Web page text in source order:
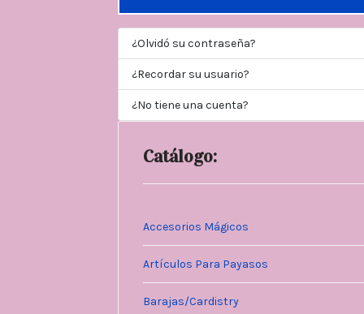
¿Olvidó su contraseña?
¿Recordar su usuario?
¿No tiene una cuenta?
Catálogo:
Accesorios Mágicos
Artículos Para Payasos
Barajas/Cardistry